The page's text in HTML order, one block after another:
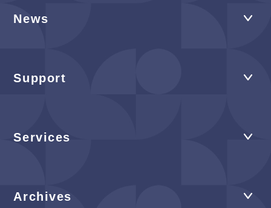
News
Support
Services
Archives